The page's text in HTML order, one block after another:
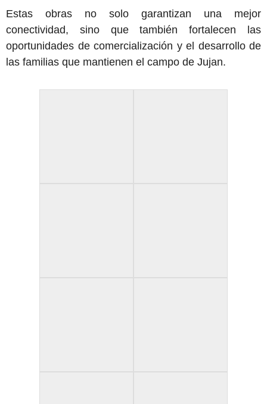
Estas obras no solo garantizan una mejor
conectividad, sino que también fortalecen las
oportunidades de comercialización y el desarrollo de
las familias que mantienen el campo de Jujan.